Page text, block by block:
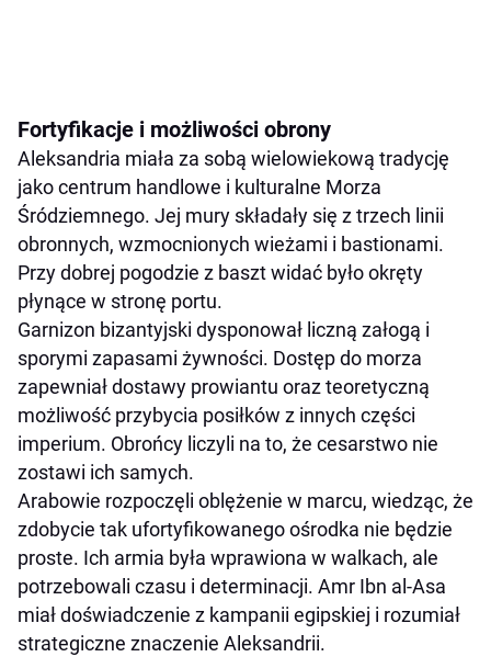
Fortyfikacje i możliwości obrony
Aleksandria miała za sobą wielowiekową tradycję
jako centrum handlowe i kulturalne Morza
Śródziemnego. Jej mury składały się z trzech linii
obronnych, wzmocnionych wieżami i bastionami.
Przy dobrej pogodzie z baszt widać było okręty
płynące w stronę portu.
Garnizon bizantyjski dysponował liczną załogą i
sporymi zapasami żywności. Dostęp do morza
zapewniał dostawy prowiantu oraz teoretyczną
możliwość przybycia posiłków z innych części
imperium. Obrońcy liczyli na to, że cesarstwo nie
zostawi ich samych.
Arabowie rozpoczęli oblężenie w marcu, wiedząc, że
zdobycie tak ufortyfikowanego ośrodka nie będzie
proste. Ich armia była wprawiona w walkach, ale
potrzebowali czasu i determinacji. Amr Ibn al-Asa
miał doświadczenie z kampanii egipskiej i rozumiał
strategiczne znaczenie Aleksandrii.